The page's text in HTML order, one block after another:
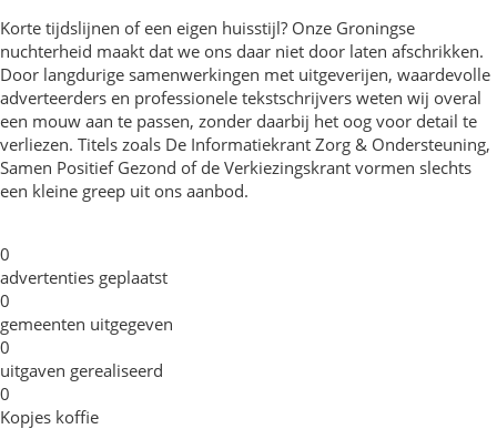
Korte tijdslijnen of een eigen huisstijl? Onze Groningse
nuchterheid maakt dat we ons daar niet door laten afschrikken.
Door langdurige samenwerkingen met uitgeverijen, waardevolle
adverteerders en professionele tekstschrijvers weten wij overal
een mouw aan te passen, zonder daarbij het oog voor detail te
verliezen. Titels zoals De Informatiekrant Zorg & Ondersteuning,
Samen Positief Gezond of de Verkiezingskrant vormen slechts
een kleine greep uit ons aanbod.
0
advertenties geplaatst
0
gemeenten uitgegeven
0
uitgaven gerealiseerd
0
Kopjes koffie